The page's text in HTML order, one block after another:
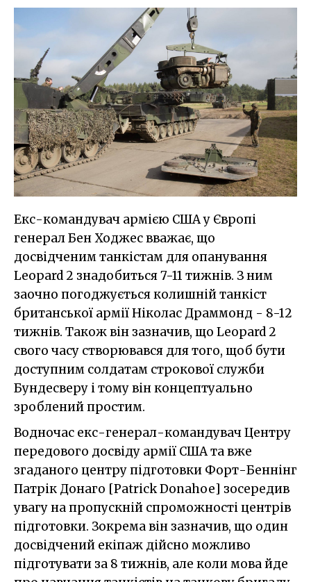
Екс-командувач армією США у Європі
генерал Бен Ходжес вважає, що
досвідченим танкістам для опанування
Leopard 2 знадобиться 7-11 тижнів. З ним
заочно погоджується колишній танкіст
британської армії Ніколас Драммонд - 8-12
тижнів. Також він зазначив, що Leopard 2
свого часу створювався для того, щоб бути
доступним солдатам строкової служби
Бундесверу і тому він концептуально
зроблений простим.
Водночас екс-генерал-командувач Центру
передового досвіду армії США та вже
згаданого центру підготовки Форт-Беннінг
Патрік Донаго [Patrick Donahoe] зосередив
увагу на пропускній спроможності центрів
підготовки. Зокрема він зазначив, що один
досвідчений екіпаж дійсно можливо
підготувати за 8 тижнів, але коли мова йде